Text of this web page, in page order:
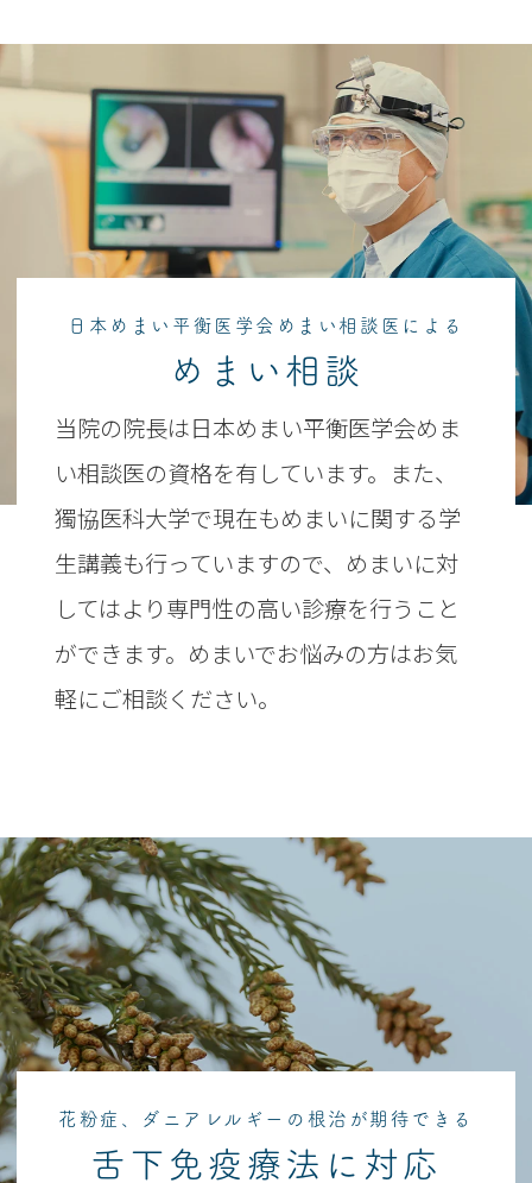
５年以内の検査を有効とさせていただきま
す。他院での検査でもOKですが、検査結
果をご持参ください。
過去の検査結果がない場合には、新たに検
査が必要です。
舌下免疫療法の入荷待ち予約のキャンセル
を行う場合はお手数をおかけしますがクリ
けますと幸いでございます。
日本めまい平衡医学会めまい相談医による
めまい相談
当院の院長は日本めまい平衡医学会めま
い相談医の資格を有しています。また、
獨協医科大学で現在もめまいに関する学
生講義も行っていますので、めまいに対
してはより専門性の高い診療を行うこと
ができます。めまいでお悩みの方はお気
軽にご相談ください。
花粉症、ダニアレルギーの根治が期待できる
舌下免疫療法に対応